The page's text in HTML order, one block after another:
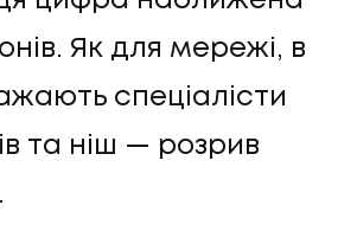
Як для мережі, в
спеціалісти
та ніш — розрив
НАС